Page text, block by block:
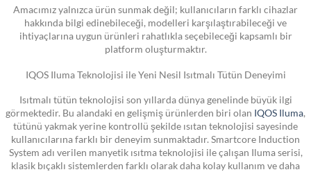
Amacımız yalnızca ürün sunmak değil; kullanıcıların farklı cihazlar
hakkında bilgi edinebileceği, modelleri karşılaştırabileceği ve
ihtiyaçlarına uygun ürünleri rahatlıkla seçebileceği kapsamlı bir
platform oluşturmaktır.
IQOS Iluma Teknolojisi ile Yeni Nesil Isıtmalı Tütün Deneyimi
Isıtmalı tütün teknolojisi son yıllarda dünya genelinde büyük ilgi
görmektedir. Bu alandaki en gelişmiş ürünlerden biri olan IQOS Iluma,
tütünü yakmak yerine kontrollü şekilde ısıtan teknolojisi sayesinde
kullanıcılarına farklı bir deneyim sunmaktadır. Smartcore Induction
System adı verilen manyetik ısıtma teknolojisi ile çalışan Iluma serisi,
klasik bıçaklı sistemlerden farklı olarak daha kolay kullanım ve daha